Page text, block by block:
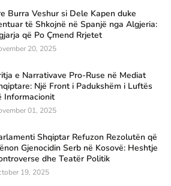
Burra Veshur si Dele Kapen duke
të Shkojnë në Spanjë nga Algjeria:
që Po Çmend Rrjetet
20, 2025
e Narrativave Pro-Ruse në Mediat
Një Front i Padukshëm i Luftës
Informacionit
01, 2025
Shqiptar Refuzon Rezolutën që
Gjenocidin Serb në Kosovë: Heshtje
dhe Teatër Politik
19, 2025